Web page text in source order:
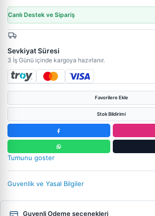
Canlı Destek ve Sipariş
Sevkiyat Süresi
3 İş Günü içinde kargoya hazırlanır.
Favorilere Ekle
Stok Bildirimi
Tumunu goster
Guvenlik ve Yasal Bilgiler
Guvenli Odeme secenekleri